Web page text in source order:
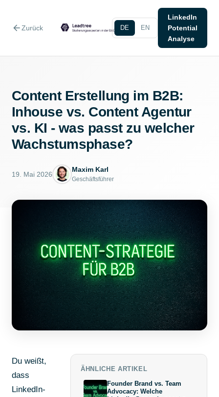
arrow_backZurück DE EN
LinkedIn
Potential
Analyse
Content Erstellung im B2B:
Inhouse vs. Content Agentur
vs. KI - was passt zu welcher
Wachstumsphase?
19. Mai 2026
Maxim Karl
Geschäftsführer
Du weißt,
dass
LinkedIn-
ÄHNLICHE ARTIKEL
Founder Brand vs. Team
Advocacy: Welche